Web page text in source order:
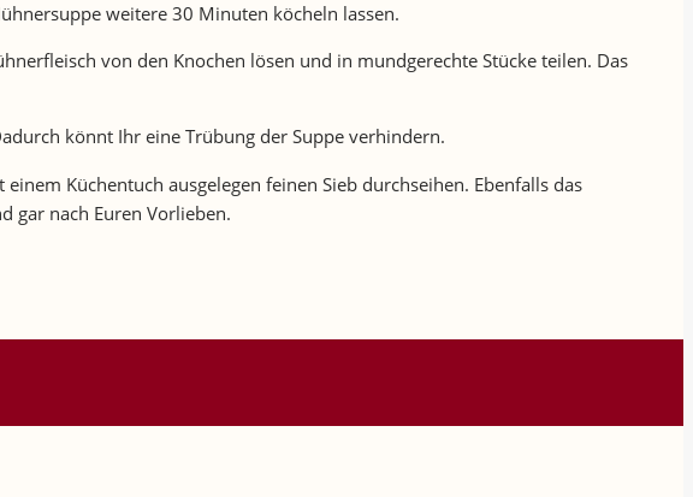
weitere 30 Minuten köcheln lassen.
von den Knochen lösen und in mundgerechte Stücke teilen. Das
könnt Ihr eine Trübung der Suppe verhindern.
Küchentuch ausgelegen feinen Sieb durchseihen. Ebenfalls das
gar nach Euren Vorlieben.